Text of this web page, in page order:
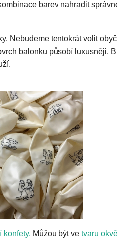
barev nahradit
Nebudeme tentokrát volit
balonku působí luxusněji.
konfety. Můžou být ve tvaru